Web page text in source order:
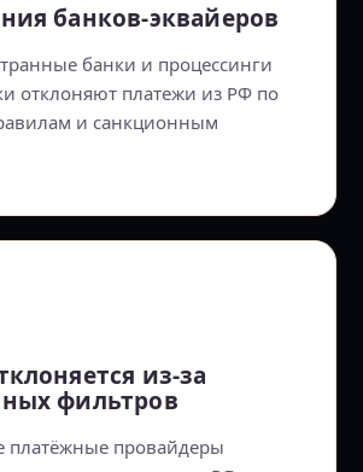
банков-эквайеров
банки и процессинги
отклоняют платежи из РФ по
и санкционным
из-за
фильтров
платёжные провайдеры